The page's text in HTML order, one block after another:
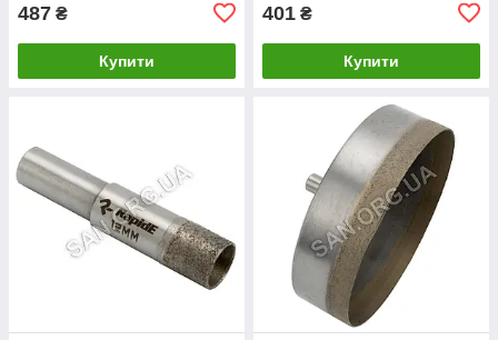
487 ₴
Купити
401 ₴
Купити